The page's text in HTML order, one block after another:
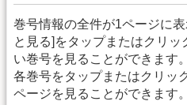
巻号情報の全件が1ページに
と見る]をタップまたはクリ
い巻号を見ることができます。
各巻号をタップまたはクリッ
ページを見ることができます。